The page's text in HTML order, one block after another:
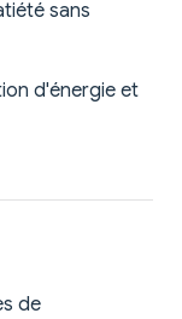
sans
d'énergie et
de